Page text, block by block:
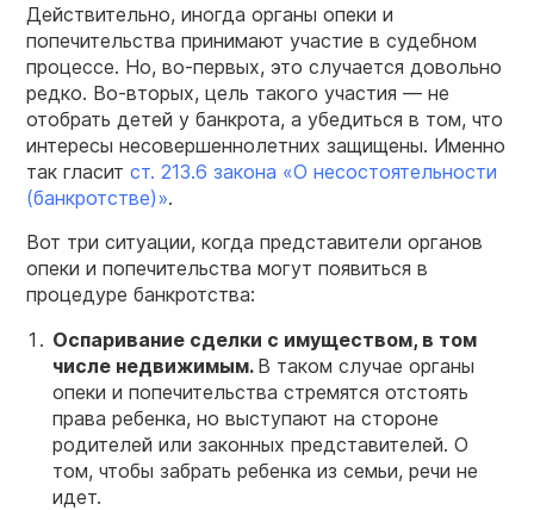
Действительно, иногда органы опеки и
попечительства принимают участие в судебном
процессе. Но, во-первых, это случается довольно
редко. Во-вторых, цель такого участия — не
отобрать детей у банкрота, а убедиться в том, что
интересы несовершеннолетних защищены. Именно
так гласит ст. 213.6 закона «О несостоятельности
(банкротстве)».
Вот три ситуации, когда представители органов
опеки и попечительства могут появиться в
процедуре банкротства:
Оспаривание сделки с имуществом, в том
числе недвижимым. В таком случае органы
опеки и попечительства стремятся отстоять
права ребенка, но выступают на стороне
родителей или законных представителей. О
том, чтобы забрать ребенка из семьи, речи не
идет.